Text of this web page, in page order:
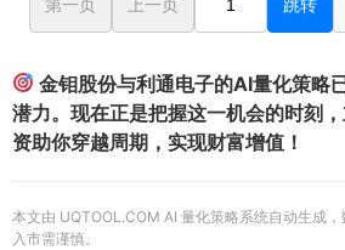
第一页 上一页 跳转
金钼股份与利通电子的AI量化策略
潜力。现在正是把握这一机会的时刻
资助你穿越周期，实现财富增值！
本文由 UQTOOL.COM AI 量化策略系统自动生成，
入市需谨慎。